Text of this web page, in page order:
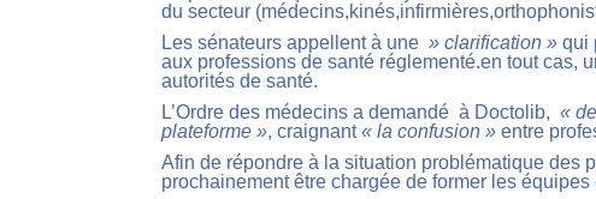
du secteur
Les sénateurs appellent à une » clarification » qui
aux professions de santé réglementé.en tout cas,
autorités de santé.
L’Ordre des médecins a demandé à Doctolib,«
plateforme », craignant« la confusion » entre
Afin de répondre à la situation problématique des
prochainement être chargée de former les